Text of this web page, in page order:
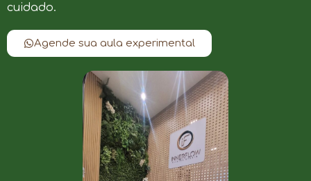
cuidado.
Agende sua aula experimental